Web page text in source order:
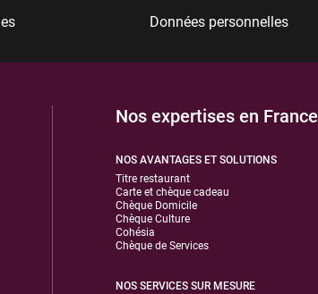
Données personnelles
Nos expertises en France
NOS AVANTAGES ET SOLUTIONS
Titre restaurant
Carte et chèque cadeau
Chèque Domicile
Chèque Culture
Cohésia
Chèque de Services
NOS SERVICES SUR MESURE